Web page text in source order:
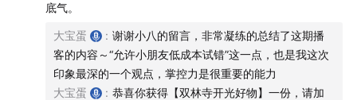
- 儿童财商不教炒股买基金，先建立“商业逻辑”而非理财技
- 投资是最后一步，先懂行业、好公司、创始人与护城河
底气。
大宝蛋 : 谢谢小八的留言，非常凝练的总结了这期播
客的内容～“允许小朋友低成本试错”这一点，也是我这次
印象最深的一个观点，掌控力是很重要的能力
大宝蛋
: 恭喜你获得【双林寺开光好物】一份，请加